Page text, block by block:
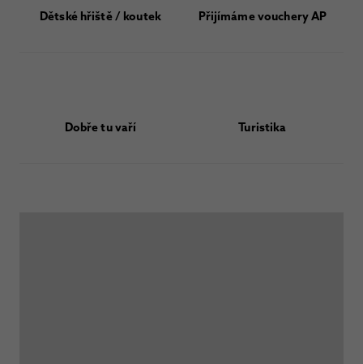
Dětské hřiště / koutek Přijímáme vouchery AP
Dobře tu vaří Turistika